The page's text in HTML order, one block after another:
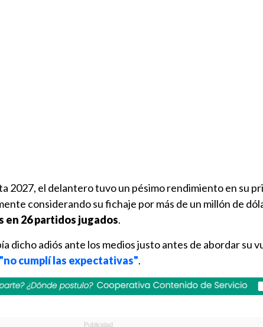
2027, el delantero tuvo un pésimo rendimiento en su
considerando su fichaje por más de un millón de
en 26 partidos jugados.
dicho adiós ante los medios justo antes de abordar su
"no cumplí las expectativas".